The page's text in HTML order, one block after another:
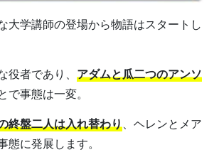
大学講師の登場から物語はスタートし
者であり、 アダムと瓜二つのアンソ
で事態は一変。
終盤二人は入れ替わり、ヘレンとメア
態に発展します。